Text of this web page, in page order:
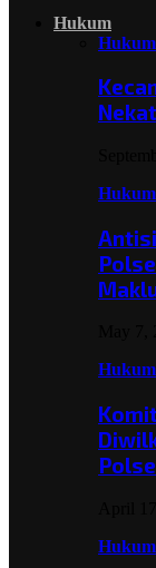
Hukum
Hukum
Hukum
Hukum
Hukum